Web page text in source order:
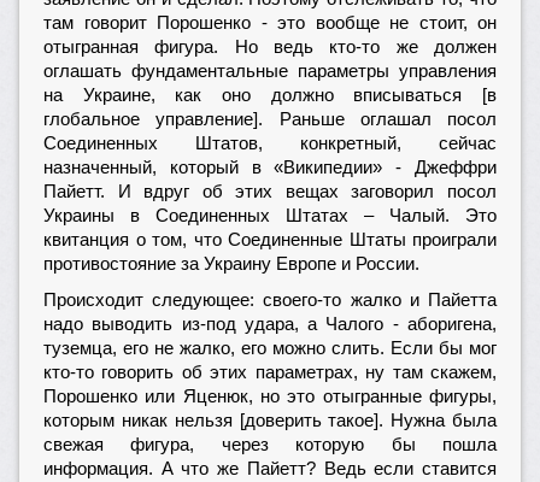
там говорит Порошенко - это вообще не стоит, он
отыгранная фигура. Но ведь кто-то же должен
оглашать фундаментальные параметры управления
на Украине, как оно должно вписываться [в
глобальное управление]. Раньше оглашал посол
Соединенных Штатов, конкретный, сейчас
назначенный, который в «Википедии» - Джеффри
Пайетт. И вдруг об этих вещах заговорил посол
Украины в Соединенных Штатах – Чалый. Это
квитанция о том, что Соединенные Штаты проиграли
противостояние за Украину Европе и России.
Происходит следующее: своего-то жалко и Пайетта
надо выводить из-под удара, а Чалого - аборигена,
туземца, его не жалко, его можно слить. Если бы мог
кто-то говорить об этих параметрах, ну там скажем,
Порошенко или Яценюк, но это отыгранные фигуры,
которым никак нельзя [доверить такое]. Нужна была
свежая фигура, через которую бы пошла
информация. А что же Пайетт? Ведь если ставится